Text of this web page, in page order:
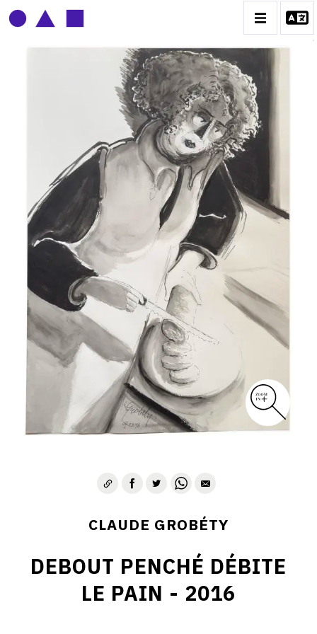
CLAUDE GROBÉTY
BIOGRAPHIE
CATALOGUE DES OEUVRES
CONTACT
CLAUDE GROBÉTY
DEBOUT PENCHÉ DÉBITE
LE PAIN - 2016